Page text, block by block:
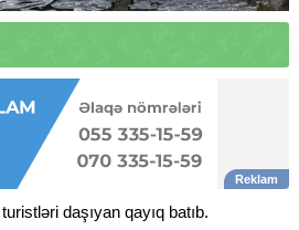
daşıyan qayıq batıb.